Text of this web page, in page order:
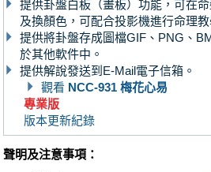
提供卦盤白板（畫板）功能，可在
及換顏色，可配合投影機進行命理教
提供將卦盤存成圖檔GIF、PNG、
於其他軟件中。
提供解說發送到E-Mail電子信箱。
觀看 NCC-931 梅花心易
專業版
版本更新紀錄
聲明及注意事項：